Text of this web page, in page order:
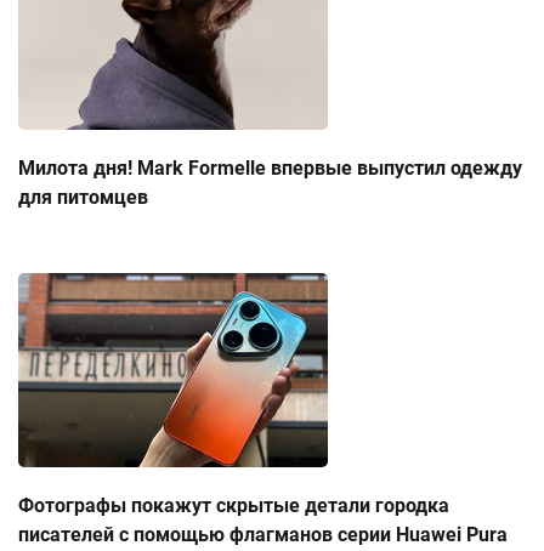
Милота дня! Mark Formelle впервые выпустил одежду
для питомцев
Фотографы покажут скрытые детали городка
писателей с помощью флагманов серии Huawei Pura